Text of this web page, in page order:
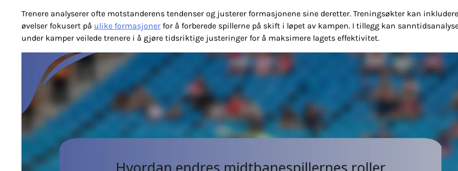
Trenere analyserer ofte motstanderens tendenser og justerer formasjonene sine deretter. Treningsøkter kan inkludere
øvelser fokusert på ulike formasjoner for å forberede spillerne på skift i løpet av kampen. I tillegg kan
under kamper veilede trenere i å gjøre tidsriktige justeringer for å maksimere lagets effektivitet.